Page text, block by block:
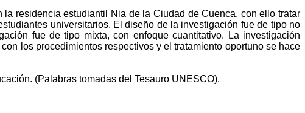
residencia estudiantil Nia de la Ciudad de Cuenca, con ello tratar
universitarios. El diseño de la investigación fue de tipo no
fue de tipo mixta, con enfoque cuantitativo.
La investigación
los procedimientos respectivos y el tratamiento oportuno se hace
(Palabras tomadas del Tesauro UNESCO).